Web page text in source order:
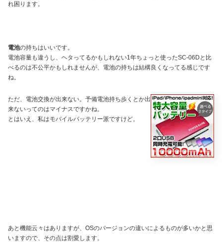
れ困ります。
電池の持ちはいいです。
電池容量も違うし、ヘタってるかもしれない1年ちょっと使ったSC-06Dと比
べるのは不公平かもしれませんが、電池の持ちは結構良くなってる感じです
ね。
ただ、電池交換が出来ない。予備電池持ち歩くとか出
来ないってのはマイナスですかね。
とはいえ、私はモバイルバッテリー派ですけど。
あと機能云々はありますが、OSのバージョンの違いによるものが多いかと思
いますので、その点は割愛します。